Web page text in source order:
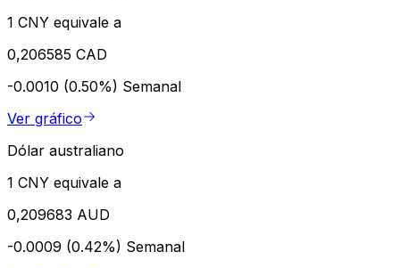
1 CNY equivale a
0,206585 CAD
-0.0010 (0.50%) Semanal
Ver gráfico
Dólar australiano
1 CNY equivale a
0,209683 AUD
-0.0009 (0.42%) Semanal